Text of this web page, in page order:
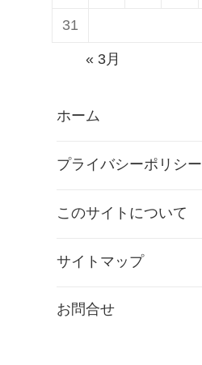
31
« 3月
ホーム
プライバシーポリシー
このサイトについて
サイトマップ
お問合せ